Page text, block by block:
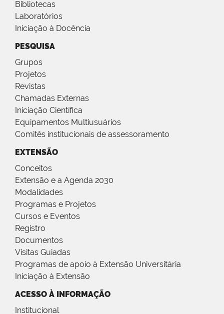
Bibliotecas
Laboratórios
Iniciação à Docência
PESQUISA
Grupos
Projetos
Revistas
Chamadas Externas
Iniciação Científica
Equipamentos Multiusuários
Comitês institucionais de assessoramento
EXTENSÃO
Conceitos
Extensão e a Agenda 2030
Modalidades
Programas e Projetos
Cursos e Eventos
Registro
Documentos
Visitas Guiadas
Programas de apoio à Extensão Universitária
Iniciação à Extensão
ACESSO À INFORMAÇÃO
Institucional